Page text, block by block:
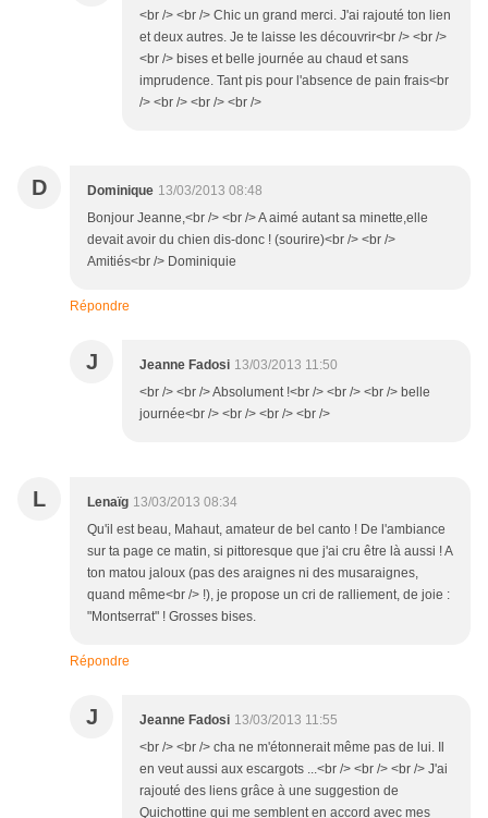
<br /> <br /> Chic un grand merci. J'ai rajouté ton lien
et deux autres. Je te laisse les découvrir<br /> <br />
<br /> bises et belle journée au chaud et sans
imprudence. Tant pis pour l'absence de pain frais<br
/> <br /> <br /> <br />
D Dominique 13/03/2013 08:48
Bonjour Jeanne,<br /> <br /> A aimé autant sa minette,elle
devait avoir du chien dis-donc ! (sourire)<br /> <br />
Amitiés<br /> Dominiquie
Répondre
J Jeanne Fadosi 13/03/2013 11:50
<br /> <br /> Absolument !<br /> <br /> <br /> belle
journée<br /> <br /> <br /> <br />
L Lenaïg 13/03/2013 08:34
Qu'il est beau, Mahaut, amateur de bel canto ! De l'ambiance
sur ta page ce matin, si pittoresque que j'ai cru être là aussi ! A
ton matou jaloux (pas des araignes ni des musaraignes,
quand même<br /> !), je propose un cri de ralliement, de joie :
"Montserrat" ! Grosses bises.
Répondre
J Jeanne Fadosi 13/03/2013 11:55
<br /> <br /> cha ne m'étonnerait même pas de lui. Il
en veut aussi aux escargots ...<br /> <br /> <br /> J'ai
rajouté des liens grâce à une suggestion de
Quichottine qui me semblent en accord avec mes